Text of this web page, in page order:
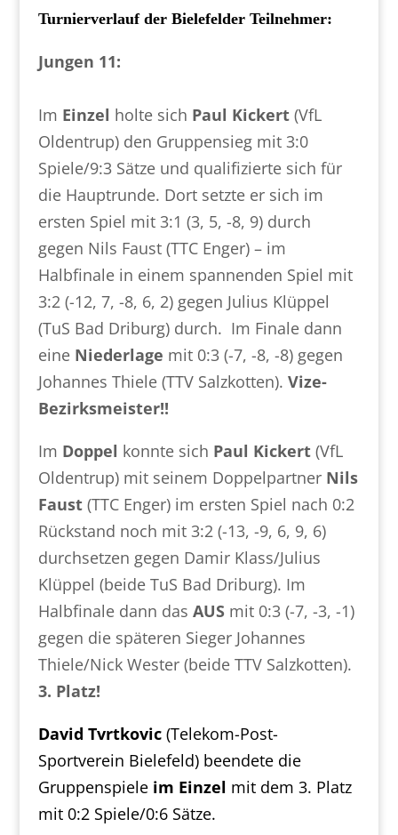
Turnierverlauf der Bielefelder Teilnehmer:
Jungen 11:
Im Einzel holte sich Paul Kickert(VfL
Oldentrup) den Gruppensieg mit 3:0
Spiele/9:3 Sätze und qualifizierte sich für
die Hauptrunde. Dort setzte er sich im
ersten Spiel mit 3:1 (3, 5, -8, 9) durch
gegen Nils Faust (TTC Enger) – im
Halbfinale in einem spannenden Spiel mit
3:2 (-12, 7, -8, 6, 2) gegen Julius Klüppel
(TuS Bad Driburg) durch. Im Finale dann
eine Niederlage mit 0:3 (-7, -8, -8) gegen
Johannes Thiele (TTV Salzkotten). Vize-
Bezirksmeister!!
Im Doppel konnte sich Paul Kickert(VfL
Oldentrup) mit seinem Doppelpartner Nils
Faust(TTC Enger) im ersten Spiel nach 0:2
Rückstand noch mit 3:2 (-13, -9, 6, 9, 6)
durchsetzen gegen Damir Klass/Julius
Klüppel (beide TuS Bad Driburg). Im
Halbfinale dann das AUSmit 0:3 (-7, -3, -1)
gegen die späteren Sieger Johannes
Thiele/Nick Wester (beide TTV Salzkotten).
3. Platz!
David Tvrtkovic (Telekom-Post-
Sportverein Bielefeld) beendete die
Gruppenspiele im Einzel mit dem 3. Platz
mit 0:2 Spiele/0:6 Sätze.